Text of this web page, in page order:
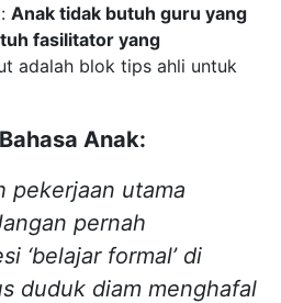
Anak tidak butuh guru yang
fasilitator yang
adalah blok tips ahli untuk
Anak:
pekerjaan utama
pernah
‘belajar formal’ di
duduk diam menghafal